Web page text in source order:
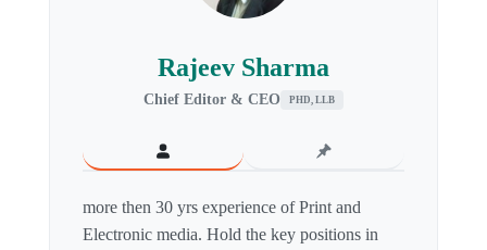
Rajeev Sharma
Chief Editor & CEO PHD, LLB
more then 30 yrs experience of Print and
Electronic media. Hold the key positions in